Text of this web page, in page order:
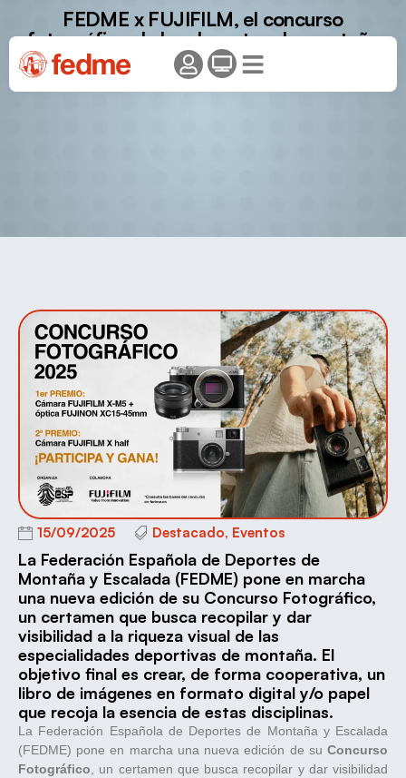
FEDME x FUJIFILM, el concurso
fotográfico de los deportes de montaña
15/09/2025 Destacado, Eventos
La Federación Española de Deportes de
Montaña y Escalada (FEDME) pone en marcha
una nueva edición de su Concurso Fotográfico,
un certamen que busca recopilar y dar
visibilidad a la riqueza visual de las
especialidades deportivas de montaña. El
objetivo final es crear, de forma cooperativa, un
libro de imágenes en formato digital y/o papel
que recoja la esencia de estas disciplinas.
La Federación Española de Deportes de Montaña y Escalada
(FEDME) pone en marcha una nueva edición de su Concurso
Fotográfico, un certamen que busca recopilar y dar visibilidad